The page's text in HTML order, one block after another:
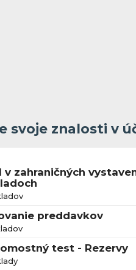
svoje znalosti v
v zahraničných
preddavkov
test - Rezervy